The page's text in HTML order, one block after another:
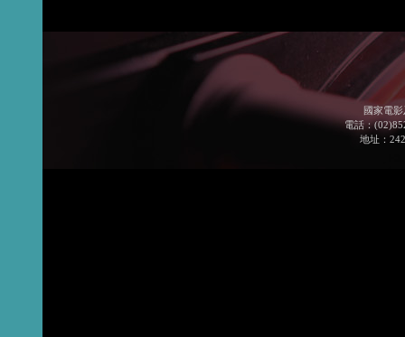
國家電
電話：
地址：